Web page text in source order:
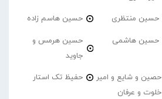
حسین منتظری حسین هاسم زاده
حسین هاشمی
حسین هرمس و
جاوید
حصین و شایع و امیر
خلوت و عرفان
حفیظ تک استار